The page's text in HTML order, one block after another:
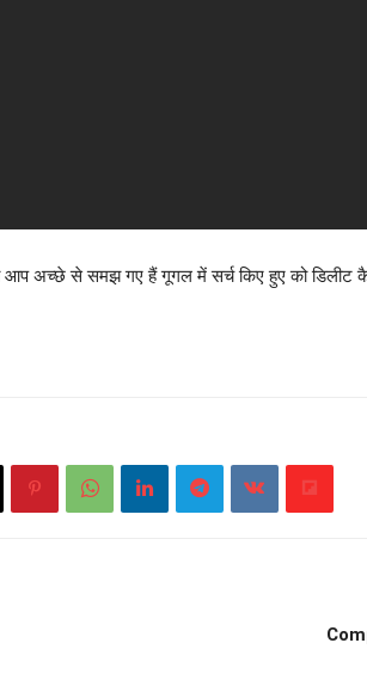
अच्छे से समझ गए हैं गूगल में सर्च किए हुए को डिलीट